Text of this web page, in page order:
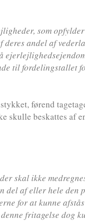
som
andel af
til fordelingstallet
førend
skulle beskattes af
skal ikke
af eller hele den
for at kunne
fritagelse dog